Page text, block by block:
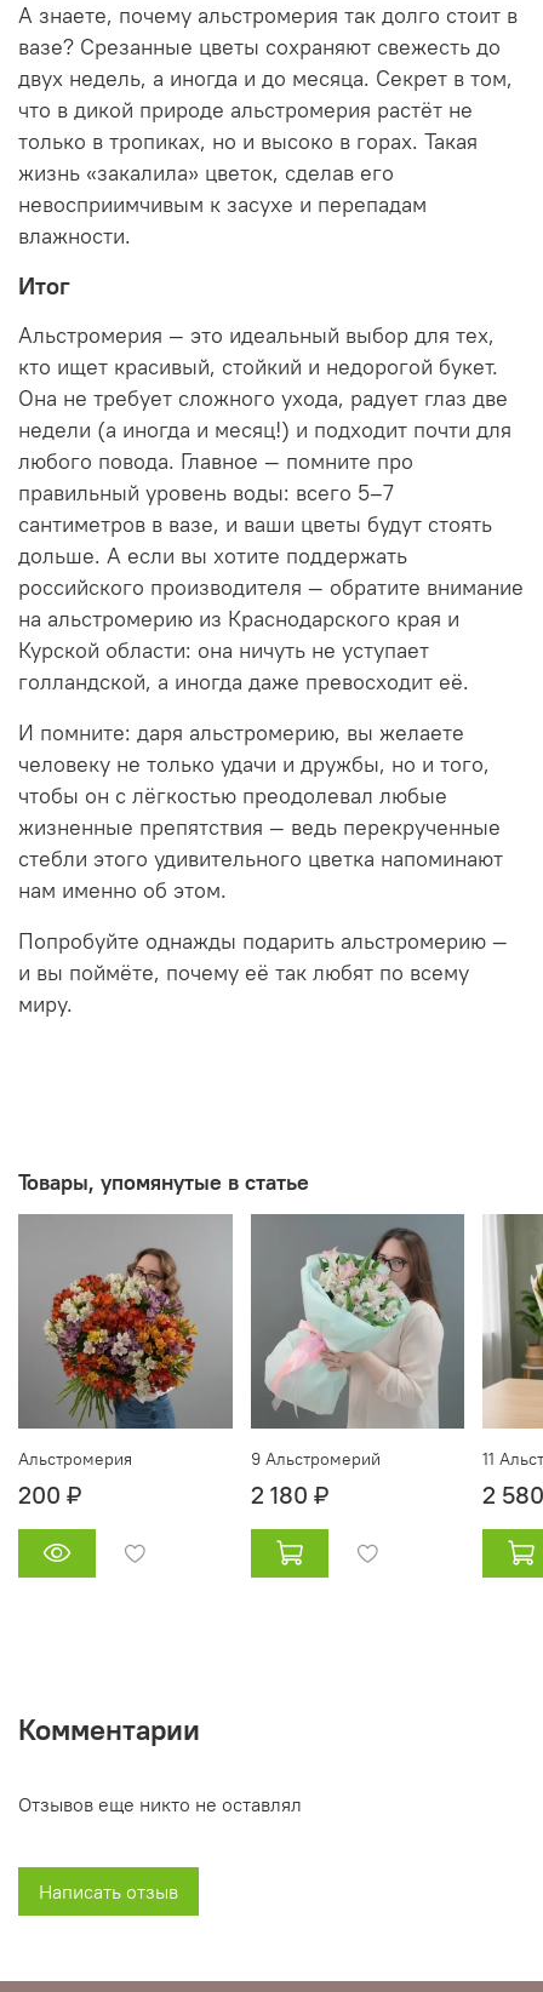
А знаете, почему альстромерия так долго стоит в
вазе? Срезанные цветы сохраняют свежесть до
двух недель, а иногда и до месяца. Секрет в том,
что в дикой природе альстромерия растёт не
только в тропиках, но и высоко в горах. Такая
жизнь «закалила» цветок, сделав его
невосприимчивым к засухе и перепадам
влажности.
Итог
Альстромерия — это идеальный выбор для тех,
кто ищет красивый, стойкий и недорогой букет.
Она не требует сложного ухода, радует глаз две
недели (а иногда и месяц!) и подходит почти для
любого повода. Главное — помните про
правильный уровень воды: всего 5–7
сантиметров в вазе, и ваши цветы будут стоять
дольше. А если вы хотите поддержать
российского производителя — обратите внимание
на альстромерию из Краснодарского края и
Курской области: она ничуть не уступает
голландской, а иногда даже превосходит её.
И помните: даря альстромерию, вы желаете
человеку не только удачи и дружбы, но и того,
чтобы он с лёгкостью преодолевал любые
жизненные препятствия — ведь перекрученные
стебли этого удивительного цветка напоминают
нам именно об этом.
Попробуйте однажды подарить альстромерию —
и вы поймёте, почему её так любят по всему
миру.
Товары, упомянутые в статье
Альстромерия
200 ₽
9 Альстромерий
2 180 ₽
11
2
Комментарии
Отзывов еще никто не оставлял
Написать отзыв